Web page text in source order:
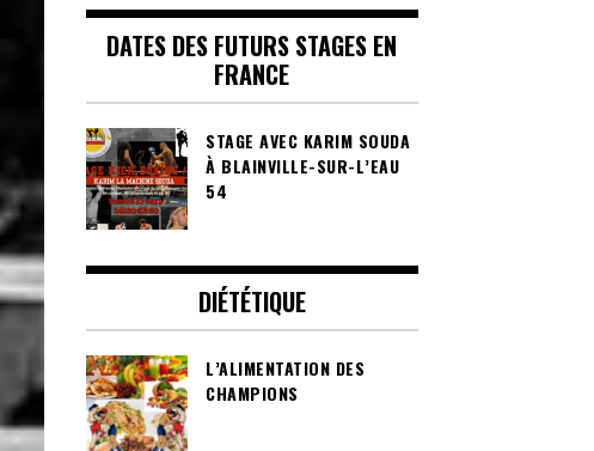
DATES DES FUTURS STAGES EN
FRANCE
STAGE AVEC KARIM SOUDA
À BLAINVILLE-SUR-L’EAU
54
DIÉTÉTIQUE
L’ALIMENTATION DES
CHAMPIONS